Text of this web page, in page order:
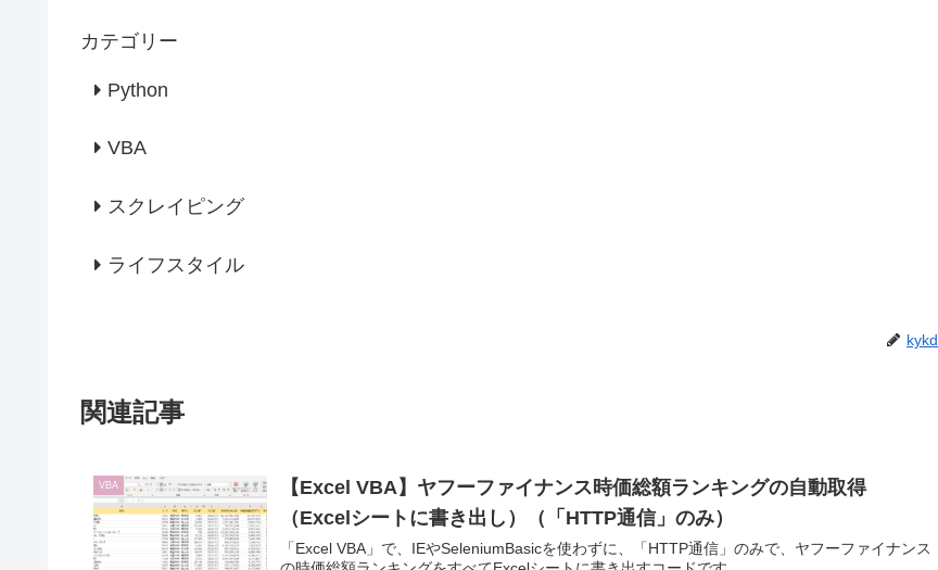
カテゴリー
Python
VBA
スクレイピング
ライフスタイル
kykd
関連記事
VBA
【Excel VBA】ヤフーファイナンス時価総額ランキングの自動取得
（Excelシートに書き出し）（「HTTP通信」のみ）
「Excel VBA」で、IEやSeleniumBasicを使わずに、「HTTP通信」のみで、ヤフーファイナンス